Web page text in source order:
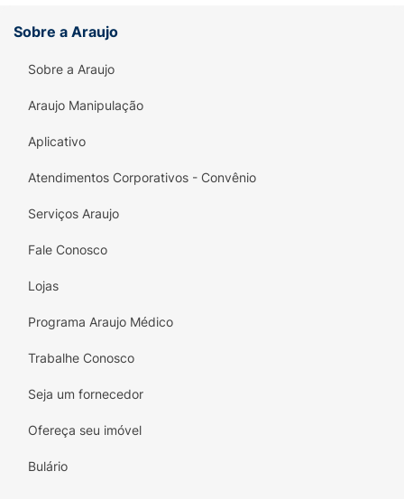
Sobre a Araujo
Sobre a Araujo
Araujo Manipulação
Aplicativo
Atendimentos Corporativos - Convênio
Serviços Araujo
Fale Conosco
Lojas
Programa Araujo Médico
Trabalhe Conosco
Seja um fornecedor
Ofereça seu imóvel
Bulário